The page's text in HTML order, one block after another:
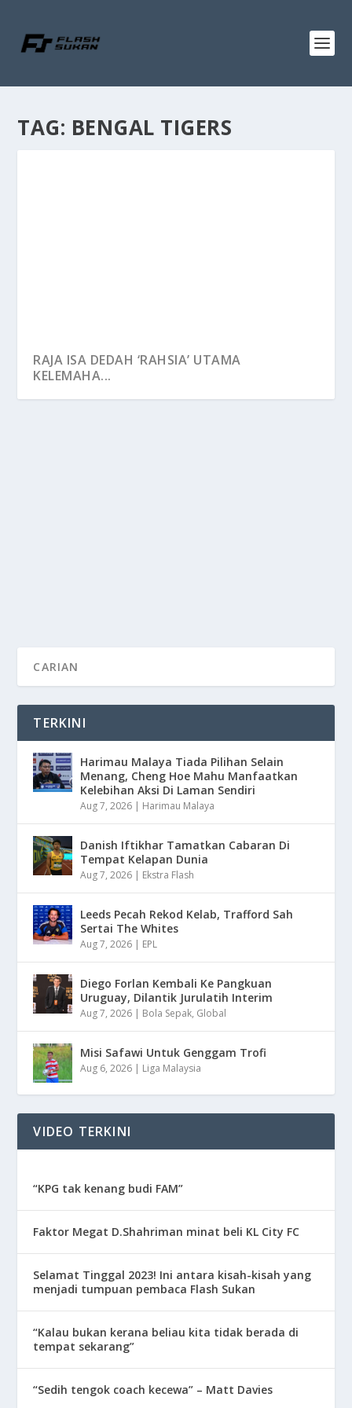
TAG: BENGAL TIGERS
RAJA ISA DEDAH ‘RAHSIA’ UTAMA
KELEMAHA...
TERKINI
Harimau Malaya Tiada Pilihan Selain
Menang, Cheng Hoe Mahu Manfaatkan
Kelebihan Aksi Di Laman Sendiri
Aug 7, 2026 | Harimau Malaya
Danish Iftikhar Tamatkan Cabaran Di
Tempat Kelapan Dunia
Aug 7, 2026 | Ekstra Flash
Leeds Pecah Rekod Kelab, Trafford Sah
Sertai The Whites
Aug 7, 2026 | EPL
Diego Forlan Kembali Ke Pangkuan
Uruguay, Dilantik Jurulatih Interim
Aug 7, 2026 | Bola Sepak, Global
Misi Safawi Untuk Genggam Trofi
Aug 6, 2026 | Liga Malaysia
VIDEO TERKINI
“KPG tak kenang budi FAM”
Faktor Megat D.Shahriman minat beli KL City FC
Selamat Tinggal 2023! Ini antara kisah-kisah yang
menjadi tumpuan pembaca Flash Sukan
“Kalau bukan kerana beliau kita tidak berada di
tempat sekarang”
“Sedih tengok coach kecewa” – Matt Davies